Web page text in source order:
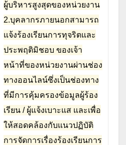
ผู้บริหารสูงสุดของหน่วยงาน
2.บุคลากรภายนอกสามารถ
แจ้งร้องเรียนการทุจริตและ
ประพฤติมิชอบ ของเจ้า
หน้าที่ของหน่วยงานผ่านช่อง
ทางออนไลน์ซึ่งเป็นช่องทาง
ที่มีการคุ้มครองข้อมูลผู้ร้อง
เรียน / ผู้แจ้งเบาะแส และเพื่อ
ให้สอดคล้องกับแนวปฏิบัติ
การจัดการเรื่องร้องเรียนการ